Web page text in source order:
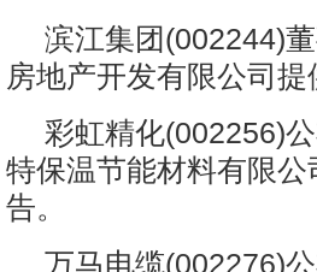
滨江集团(002244)
房地产开发有限公司
彩虹精化(002256)
特保温节能材料有限
告。
万马电缆(002276)